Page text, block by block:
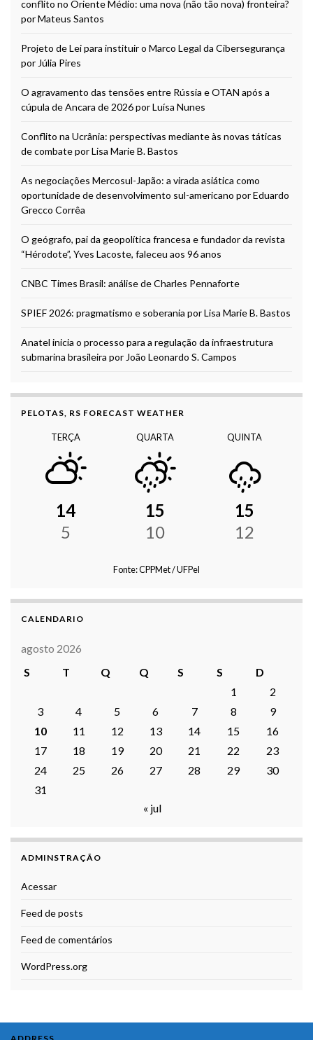
conflito no Oriente Médio: uma nova (não tão nova) fronteira?
por Mateus Santos
Projeto de Lei para instituir o Marco Legal da Cibersegurança
por Júlia Pires
O agravamento das tensões entre Rússia e OTAN após a
cúpula de Ancara de 2026 por Luísa Nunes
Conflito na Ucrânia: perspectivas mediante às novas táticas
de combate por Lisa Marie B. Bastos
As negociações Mercosul-Japão: a virada asiática como
oportunidade de desenvolvimento sul-americano por Eduardo
Grecco Corrêa
O geógrafo, pai da geopolítica francesa e fundador da revista
“Hérodote”, Yves Lacoste, faleceu aos 96 anos
CNBC Times Brasil: análise de Charles Pennaforte
SPIEF 2026: pragmatismo e soberania por Lisa Marie B. Bastos
Anatel inicia o processo para a regulação da infraestrutura
submarina brasileira por João Leonardo S. Campos
PELOTAS, RS FORECAST WEATHER
TERÇA
14
5
QUARTA
15
10
QUINTA
15
12
Fonte: CPPMet / UFPel
CALENDARIO
agosto 2026
S
T Q Q S S
D
1
2
3
4 5 6 7 8
9
10
11 12 13 14 15
16
17
18 19 20 21 22
23
24
25 26 27 28 29
30
31
« jul
ADMINSTRAÇÃO
Acessar
Feed de posts
Feed de comentários
WordPress.org